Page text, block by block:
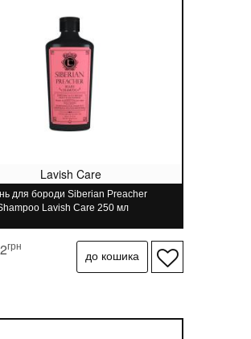
Lavish Care
для бороди Siberian Preacher
Lavish Care 250 мл
грн